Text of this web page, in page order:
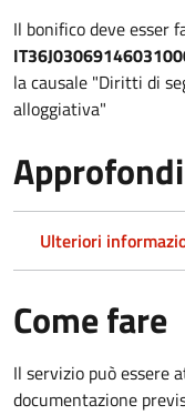
Il bonifico deve esser
la causale "Diritti di
alloggiativa"
Ulteriori
Come fare
Il servizio può essere
documentazione